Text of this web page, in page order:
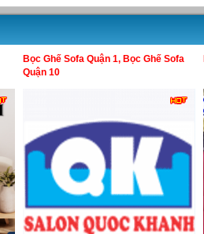
Bọc Ghế Sofa Quận 1, Bọc Ghế Sofa
Quận 10